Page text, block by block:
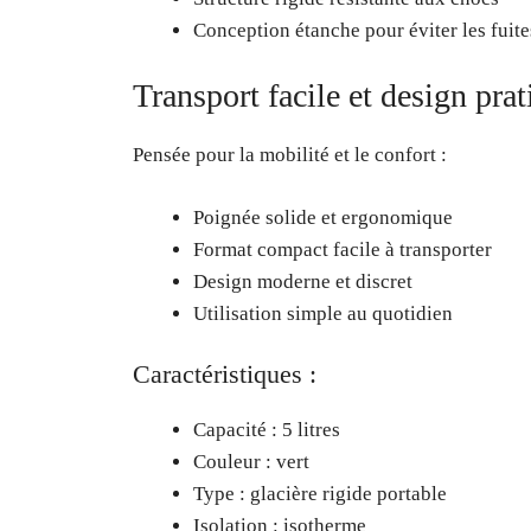
Conception étanche pour éviter les
Transport facile et design
Pensée pour la mobilité et le confort :
Poignée solide et ergonomique
Format compact facile à transporter
Design moderne et discret
Utilisation simple au quotidien
Caractéristiques :
Capacité : 5 litres
Couleur : vert
Type : glacière rigide portable
Isolation : isotherme